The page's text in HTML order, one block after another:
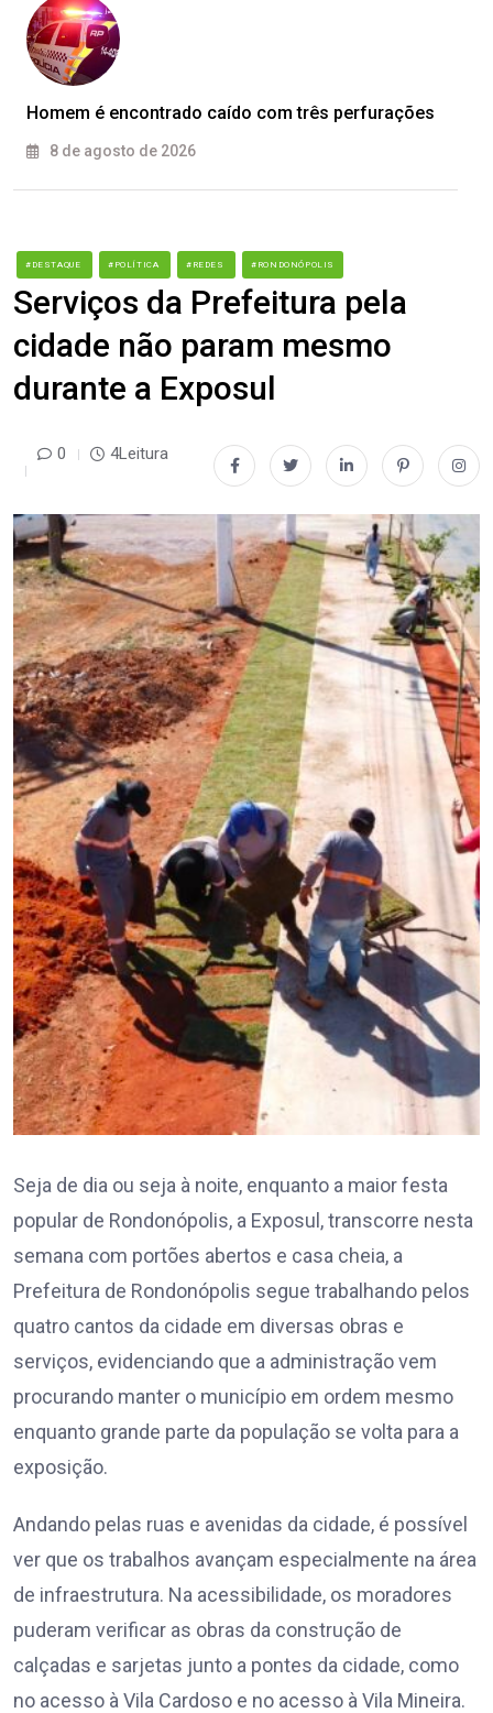
Homem é encontrado caído com três perfurações
8 de agosto de 2026
#DESTAQUE #POLÍTICA #REDES #RONDONÓPOLIS
Serviços da Prefeitura pela
cidade não param mesmo
durante a Exposul
0 4Leitura
Seja de dia ou seja à noite, enquanto a maior festa
popular de Rondonópolis, a Exposul, transcorre nesta
semana com portões abertos e casa cheia, a
Prefeitura de Rondonópolis segue trabalhando pelos
quatro cantos da cidade em diversas obras e
serviços, evidenciando que a administração vem
procurando manter o município em ordem mesmo
enquanto grande parte da população se volta para a
exposição.
Andando pelas ruas e avenidas da cidade, é possível
ver que os trabalhos avançam especialmente na área
de infraestrutura. Na acessibilidade, os moradores
puderam verificar as obras da construção de
calçadas e sarjetas junto a pontes da cidade, como
no acesso à Vila Cardoso e no acesso à Vila Mineira.